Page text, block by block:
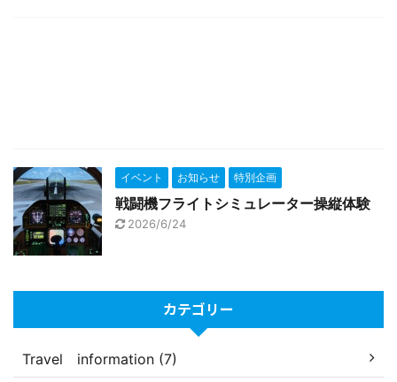
イベント お知らせ 特別企画
戦闘機フライトシミュレーター操縦体験
2026/6/24
カテゴリー
Travel information (7)